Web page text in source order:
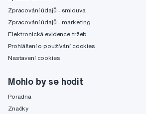
Zpracování údajů - smlouva
Zpracování údajů - marketing
Elektronická evidence tržeb
Prohlášení o používání cookies
Nastavení cookies
Mohlo by se hodit
Poradna
Značky